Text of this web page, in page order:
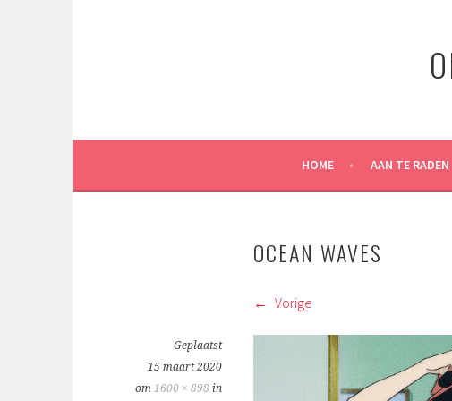
HOME AAN TE RADEN
OCEAN WAVES
Vorige
Geplaatst
15 maart 2020
om 1600 × 898 in